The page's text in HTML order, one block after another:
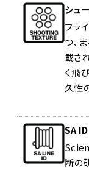
シュ
フラ
つ、
載さ
く飛
久性
SA ID
断の